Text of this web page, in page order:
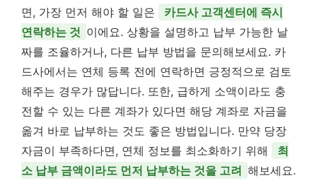
면, 가장 먼저 해야 할 일은
카드사 고객센터에 즉시
연락하는 것 이에요. 상황을 설명하고 납부 가능한 날
짜를 조율하거나, 다른 납부 방법을 문의해보세요. 카
드사에서는 연체 등록 전에 연락하면 긍정적으로 검토
해주는 경우가 많답니다. 또한, 급하게 소액이라도 충
전할 수 있는 다른 계좌가 있다면 해당 계좌로 자금을
옮겨 바로 납부하는 것도 좋은 방법입니다. 만약 당장
자금이 부족하다면, 연체 정보를 최소화하기 위해
최
소 납부 금액이라도 먼저 납부하는 것을 고려 해보세요.